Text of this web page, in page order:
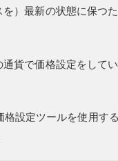
）最新の状態に保つ
貨で価格設定をして
設定ツールを使用す